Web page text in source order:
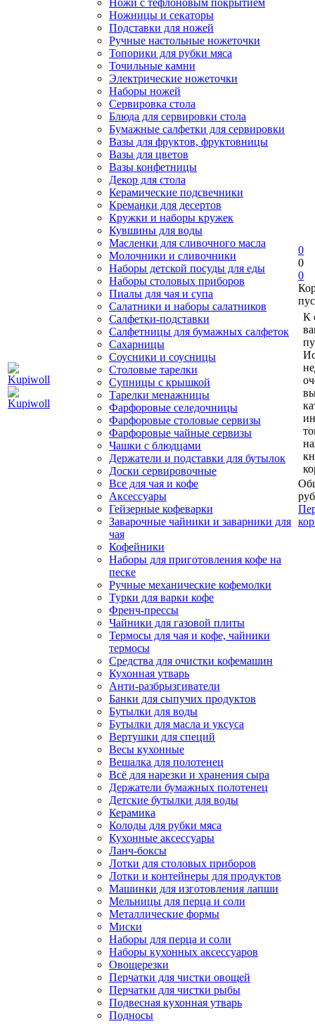
Ножи с тефлоновым покрытием
Ножницы и секаторы
Подставки для ножей
Ручные настольные ножеточки
Топорики для рубки мяса
Точильные камни
Электрические ножеточки
Наборы ножей
Сервировка стола
Блюда для сервировки стола
Бумажные салфетки для сервировки
Вазы для фруктов, фруктовницы
Вазы для цветов
Вазы конфетницы
Декор для стола
Керамические подсвечники
Креманки для десертов
Кружки и наборы кружек
Кувшины для воды
Масленки для сливочного масла
Молочники и сливочники
Наборы детской посуды для еды
Наборы столовых приборов
Пиалы для чая и супа
Салатники и наборы салатников
Салфетки-подставки
Салфетницы для бумажных салфеток
Сахарницы
Соусники и соусницы
Столовые тарелки
Супницы с крышкой
Тарелки менажницы
Фарфоровые селедочницы
Фарфоровые столовые сервизы
Фарфоровые чайные сервизы
Чашки с блюдцами
Держатели и подставки для бутылок
Доски сервировочные
Все для чая и кофе
Аксессуары
Гейзерные кофеварки
Заварочные чайники и заварники для
чая
Кофейники
Наборы для приготовления кофе на
песке
Ручные механические кофемолки
Турки для варки кофе
Френч-прессы
Чайники для газовой плиты
Термосы для чая и кофе, чайники
термосы
Средства для очистки кофемашин
Кухонная утварь
Анти-разбрызгиватели
Банки для сыпучих продуктов
Бутылки для воды
Бутылки для масла и уксуса
Вертушки для специй
Весы кухонные
Вешалка для полотенец
Всё для нарезки и хранения сыра
Держатели бумажных полотенец
Детские бутылки для воды
Керамика
Колоды для рубки мяса
Кухонные аксессуары
Ланч-боксы
Лотки для столовых приборов
Лотки и контейнеры для продуктов
Машинки для изготовления лапши
Мельницы для перца и соли
Металлические формы
Миски
Наборы для перца и соли
Наборы кухонных аксессуаров
Овощерезки
Перчатки для чистки овощей
Перчатки для чистки рыбы
Подвесная кухонная утварь
Подносы
0
0
0
К